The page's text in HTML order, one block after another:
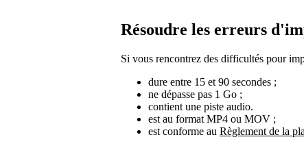
Résoudre les erreurs
Si vous rencontrez des difficultés pour
dure entre 15 et 90 secondes ;
ne dépasse pas 1 Go ;
contient une piste audio.
est au format MP4 ou MOV ;
est conforme au Règlement de la